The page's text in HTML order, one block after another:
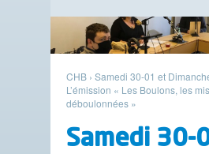
CHB › Samedi 30-01 et
L’émission « Les Boulons, les
déboulonnées »
Samedi 30-